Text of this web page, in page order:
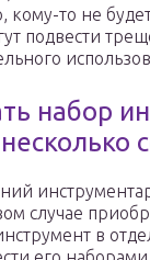
кому-то не
подвести
набор
случае
в